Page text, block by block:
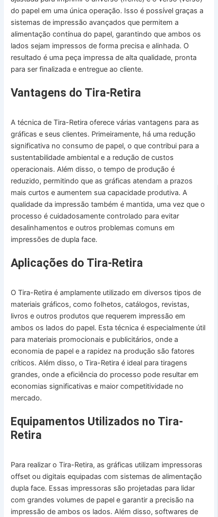
do papel em uma única operação. Isso é possível graças a
sistemas de impressão avançados que permitem a
alimentação contínua do papel, garantindo que ambos os
lados sejam impressos de forma precisa e alinhada. O
resultado é uma peça impressa de alta qualidade, pronta
para ser finalizada e entregue ao cliente.
Vantagens do Tira-Retira
A técnica de Tira-Retira oferece várias vantagens para as
gráficas e seus clientes. Primeiramente, há uma redução
significativa no consumo de papel, o que contribui para a
sustentabilidade ambiental e a redução de custos
operacionais. Além disso, o tempo de produção é
reduzido, permitindo que as gráficas atendam a prazos
mais curtos e aumentem sua capacidade produtiva. A
qualidade da impressão também é mantida, uma vez que o
processo é cuidadosamente controlado para evitar
desalinhamentos e outros problemas comuns em
impressões de dupla face.
Aplicações do Tira-Retira
O Tira-Retira é amplamente utilizado em diversos tipos de
materiais gráficos, como folhetos, catálogos, revistas,
livros e outros produtos que requerem impressão em
ambos os lados do papel. Esta técnica é especialmente útil
para materiais promocionais e publicitários, onde a
economia de papel e a rapidez na produção são fatores
críticos. Além disso, o Tira-Retira é ideal para tiragens
grandes, onde a eficiência do processo pode resultar em
economias significativas e maior competitividade no
mercado.
Equipamentos Utilizados no Tira-
Retira
Para realizar o Tira-Retira, as gráficas utilizam impressoras
offset ou digitais equipadas com sistemas de alimentação
dupla face. Essas impressoras são projetadas para lidar
com grandes volumes de papel e garantir a precisão na
impressão de ambos os lados. Além disso, softwares de